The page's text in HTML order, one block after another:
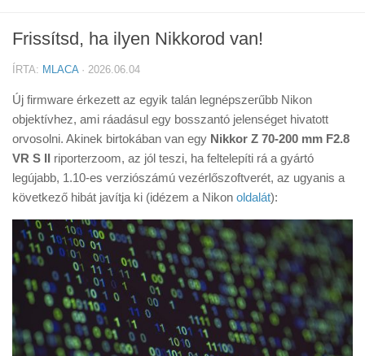
Cikkek
Firmware
Tudástár
Tanácsok
Érdekességek
Helyszíni Riport
E-BB
Frissítsd, ha ilyen Nikkorod van!
ÍRTA: MLACA· 2026.06.04
Új firmware érkezett az egyik talán legnépszerűbb Nikon
objektívhez, ami ráadásul egy bosszantó jelenséget hivatott
orvosolni. Akinek birtokában van egy Nikkor Z 70-200 mm F2.8
VR S II riporterzoom, az jól teszi, ha feltelepíti rá a gyártó
legújabb, 1.10-es verziószámú vezérlőszoftverét, az ugyanis a
következő hibát javítja ki (idézem a Nikon oldalát):